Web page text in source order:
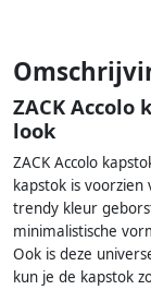
ZACK Accolo
look
ZACK Accolo
kapstok is
trendy kleur
minimalistische
Ook is deze
kun je de kapstok